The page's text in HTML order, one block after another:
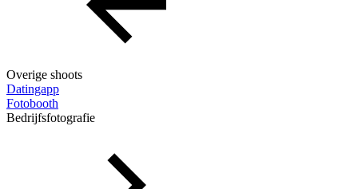
Overige shoots
Datingapp
Fotobooth
Bedrijfsfotografie